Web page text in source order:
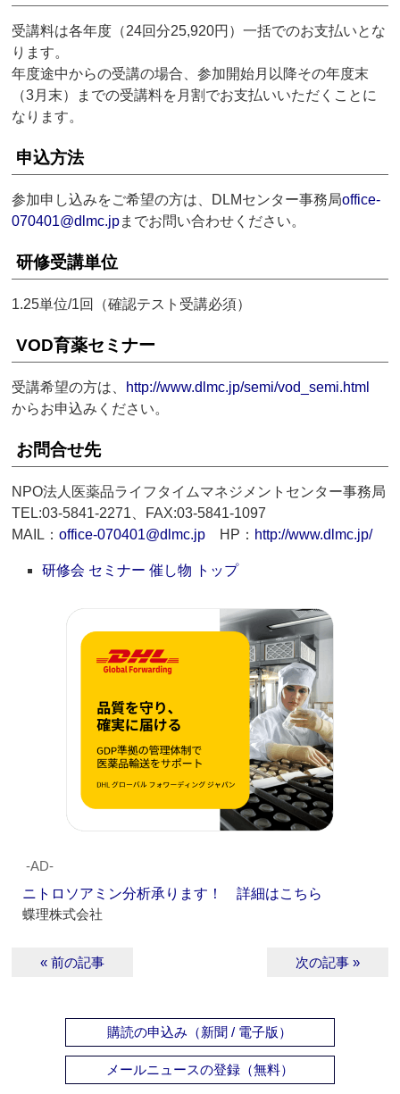
受講料は各年度（24回分25,920円）一括でのお支払いとな
ります。
年度途中からの受講の場合、参加開始月以降その年度末
（3月末）までの受講料を月割でお支払いいただくことに
なります。
申込方法
参加申し込みをご希望の方は、DLMセンター事務局office-
070401@dlmc.jpまでお問い合わせください。
研修受講単位
1.25単位/1回（確認テスト受講必須）
VOD育薬セミナー
受講希望の方は、 http://www.dlmc.jp/semi/vod_semi.html
からお申込みください。
お問合せ先
NPO法人医薬品ライフタイムマネジメントセンター事務局
TEL:03-5841-2271、FAX:03-5841-1097
MAIL：office-070401@dlmc.jp HP： http://www.dlmc.jp/
研修会 セミナー 催し物 トップ
‐AD‐
ニトロソアミン分析承ります！ 詳細はこちら
蝶理株式会社
« 前の記事 次の記事 »
購読の申込み（新聞 / 電子版）
メールニュースの登録（無料）